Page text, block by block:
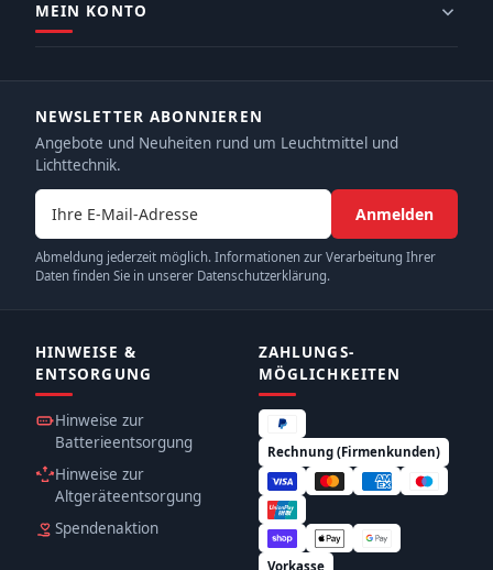
MEIN KONTO
NEWSLETTER ABONNIEREN
Angebote und Neuheiten rund um Leuchtmittel und
Lichttechnik.
E-Mail-Adresse
Anmelden
Abmeldung jederzeit möglich. Informationen zur Verarbeitung Ihrer
Daten finden Sie in unserer Datenschutzerklärung.
HINWEISE &
ENTSORGUNG
Hinweise zur
Batterieentsorgung
Hinweise zur
Altgeräteentsorgung
Spendenaktion
ZAHLUNGS­
MÖGLICHKEITEN
Rechnung (Firmenkunden)
Vorkasse